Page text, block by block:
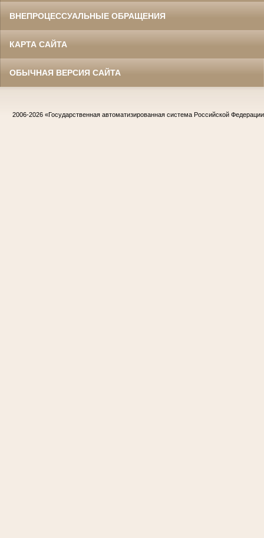
ВНЕПРОЦЕССУАЛЬНЫЕ ОБРАЩЕНИЯ
КАРТА САЙТА
ОБЫЧНАЯ ВЕРСИЯ САЙТА
2006-2026 «Государственная автоматизированная система Российской